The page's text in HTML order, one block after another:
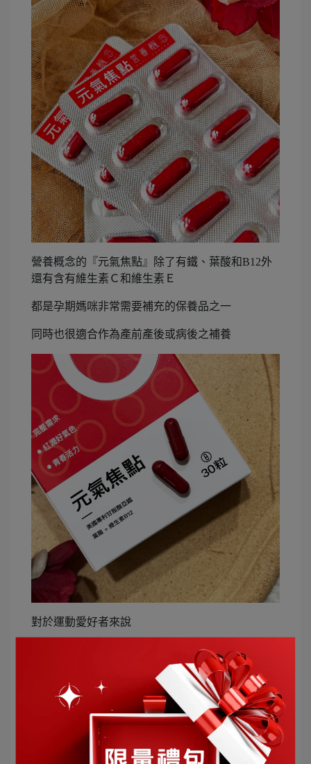
營養概念的『元氣焦點』除了有鐵、葉酸和B12外
還有含有維生素Ｃ和維生素Ｅ
都是孕期媽咪非常需要補充的保養品之一
同時也很適合作為產前產後或病後之補養
對於運動愛好者來說
足夠的鐵質有助於正常紅血球的形成、氧氣的輸送
想要透過運動調整體質、增強體力
也很適合跟我每天持續補充元氣焦點
一天一顆補充讓身體變得更有活力！